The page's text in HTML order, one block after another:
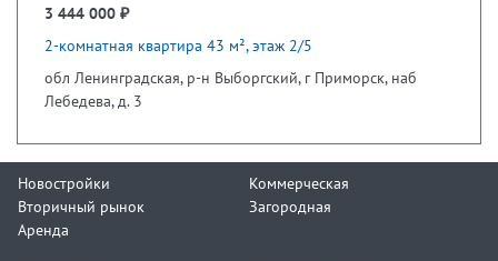
3 444 000 ₽
2-комнатная квартира 43 м², этаж 2/5
обл Ленинградская, р-н Выборгский, г Приморск, наб
Лебедева, д. 3
Новостройки
Вторичный рынок
Аренда
Коммерческая
Загородная